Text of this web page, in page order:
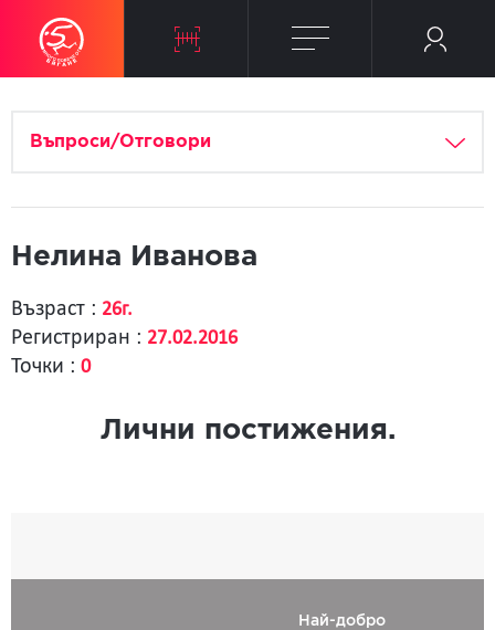
Въпроси/Отговори
Нелина Иванова
Възраст : 26г.
Регистриран : 27.02.2016
Точки : 0
Лични постижения.
Най-добро